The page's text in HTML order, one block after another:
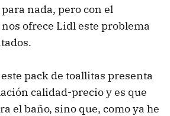
nada, pero con el
nos ofrece Lidl este problema
pack de toallitas presenta
calidad-precio y es que
el baño, sino que, como ya he